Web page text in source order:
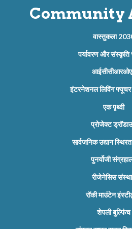
Community
वास्तुकला
पर्यावरण और संस्कृति
इंटरनेशनल लिविंग
एक पृथ्वी
प्रोजेक्ट
सार्वजनिक उद्यान
पुनर्योजी
रीजेनेसिस
रॉकी माउंटेन
शेपली बुल्फिंच